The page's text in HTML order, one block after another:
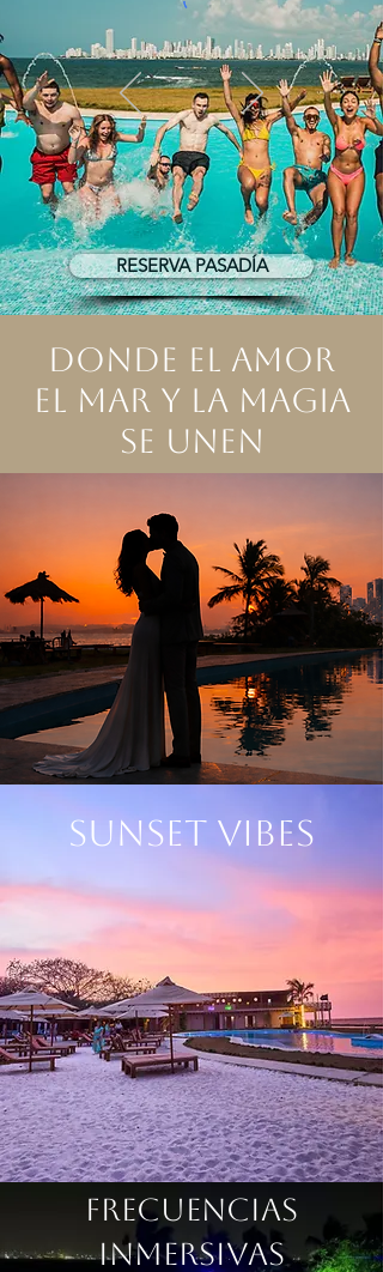
RESERVA PASADÍA
​Donde el amor
el mar y la magia
se unen
SUNSET VIBES
FRECUENCIAS
INMERSIVAS